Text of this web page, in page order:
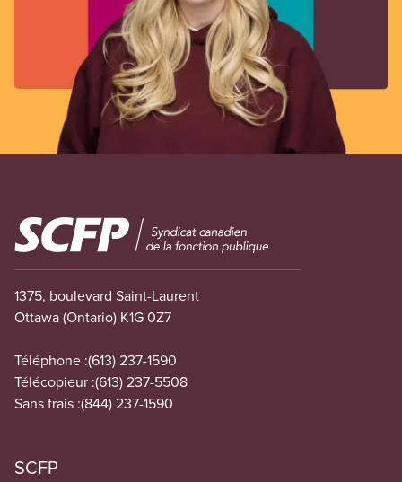
Image
1375, boulevard Saint-Laurent
Ottawa (Ontario) K1G 0Z7
Téléphone :(613) 237-1590
Télécopieur :(613) 237-5508
Sans frais :(844) 237-1590
SCFP